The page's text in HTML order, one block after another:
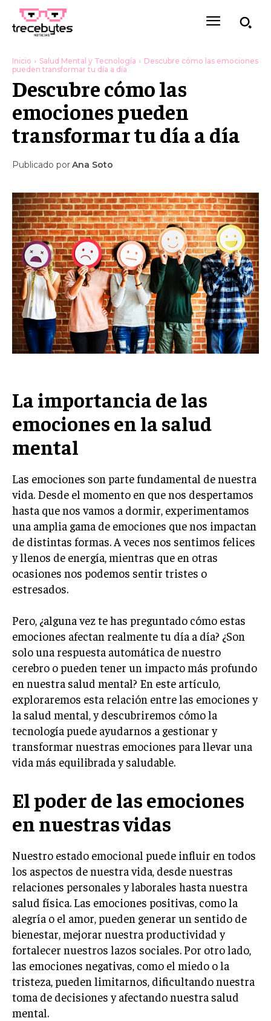
Inicio Salud Mental y Tecnología
Descubre cómo las emociones
pueden transformar tu día a día
Descubre cómo las
emociones pueden
transformar tu día a día
Publicado porAna Soto
La importancia de las
emociones en la salud
mental
Las emociones son parte fundamental de nuestra
vida. Desde el momento en que nos despertamos
hasta que nos vamos a dormir, experimentamos
una amplia gama de emociones que nos impactan
de distintas formas. A veces nos sentimos felices
y llenos de energía, mientras que en otras
ocasiones nos podemos sentir tristes o
estresados.
Pero, ¿alguna vez te has preguntado cómo estas
emociones afectan realmente tu día a día? ¿Son
solo una respuesta automática de nuestro
cerebro o pueden tener un impacto más profundo
en nuestra salud mental? En este artículo,
exploraremos esta relación entre las emociones y
la salud mental, y descubriremos cómo la
tecnología puede ayudarnos a gestionar y
transformar nuestras emociones para llevar una
vida más equilibrada y saludable.
El poder de las emociones
en nuestras vidas
Nuestro estado emocional puede influir en todos
los aspectos de nuestra vida, desde nuestras
relaciones personales y laborales hasta nuestra
salud física. Las emociones positivas, como la
alegría o el amor, pueden generar un sentido de
bienestar, mejorar nuestra productividad y
fortalecer nuestros lazos sociales. Por otro lado,
las emociones negativas, como el miedo o la
tristeza, pueden limitarnos, dificultando nuestra
toma de decisiones y afectando nuestra salud
mental.